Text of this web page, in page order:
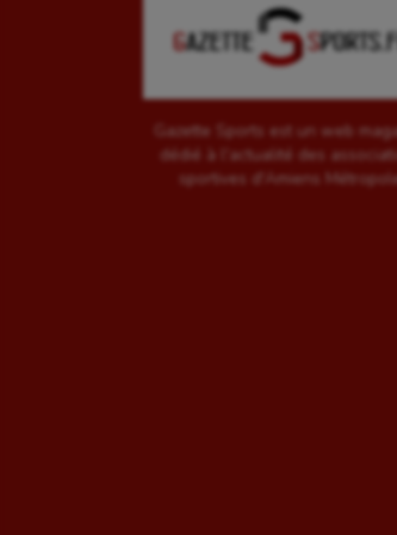
Gazette Sports est un web
dédié à l'actualité des
sportives d'Amiens